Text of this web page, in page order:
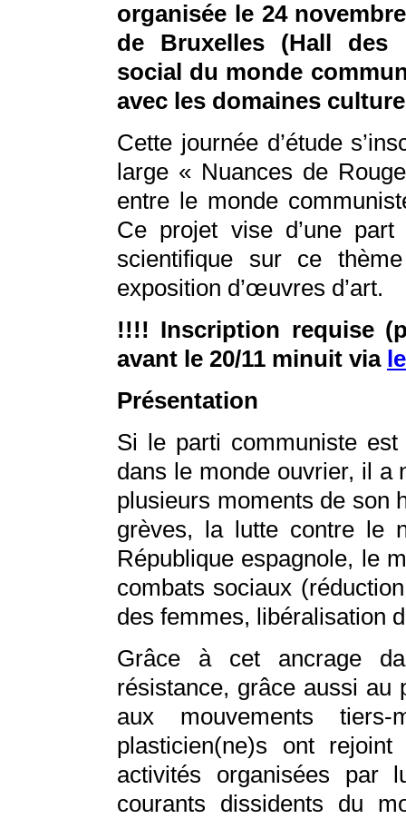
organisée le 24
de Bruxelles (Hall des
social du monde
avec les domaines
Cette journée d’étude
large « Nuances de
entre le monde
Ce projet vise d’une
scientifique sur ce
exposition d’œuvres d’art.
!!!! Inscription requise
avant le 20/11 minuit via
Présentation
Si le parti communiste
dans le monde ouvrier, il a
plusieurs moments de son
grèves, la lutte contre le
République espagnole, le
combats sociaux
des femmes, libéralisation
Grâce à cet ancrage
résistance, grâce aussi au
aux mouvements tiers-
plasticien(ne)s ont
activités organisées par
courants dissidents du